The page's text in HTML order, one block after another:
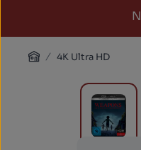
Home4K Ultra HD